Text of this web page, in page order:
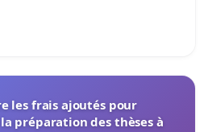
les frais ajoutés pour
préparation des thèses à